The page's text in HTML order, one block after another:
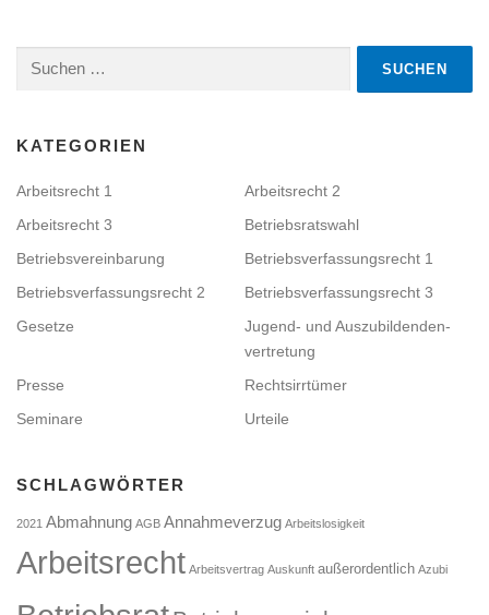
nach:
KATEGORIEN
Arbeitsrecht 1
Arbeitsrecht 2
Arbeitsrecht 3
Betriebsratswahl
Betriebsvereinbarung
Betriebsverfassungsrecht 1
Betriebsverfassungsrecht 2
Betriebsverfassungsrecht 3
Gesetze
Jugend- und Auszubildenden­
vertretung
Presse
Rechtsirrtümer
Seminare
Urteile
SCHLAGWÖRTER
2021 Abmahnung AGB Annahmeverzug Arbeitslosigkeit
Arbeitsrecht Arbeitsvertrag Auskunft außerordentlich Azubi